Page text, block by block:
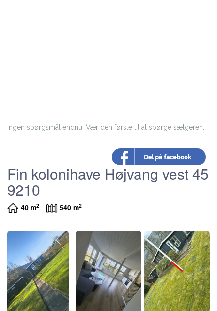
Fin kolonihave Højvang vest 45
9210
40 m2 540 m2
Ingen spørgsmål endnu. Vær den første til at spørge sælgeren.